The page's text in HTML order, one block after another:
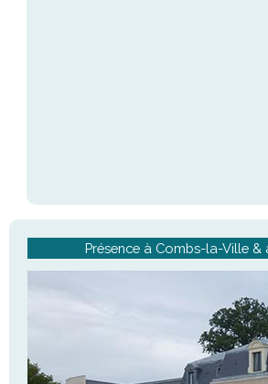
Présence à Combs-la-Ville &